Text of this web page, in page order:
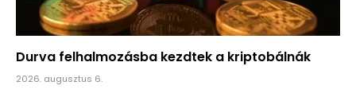
Durva felhalmozásba kezdtek a kriptobálnák
2026. augusztus 6.